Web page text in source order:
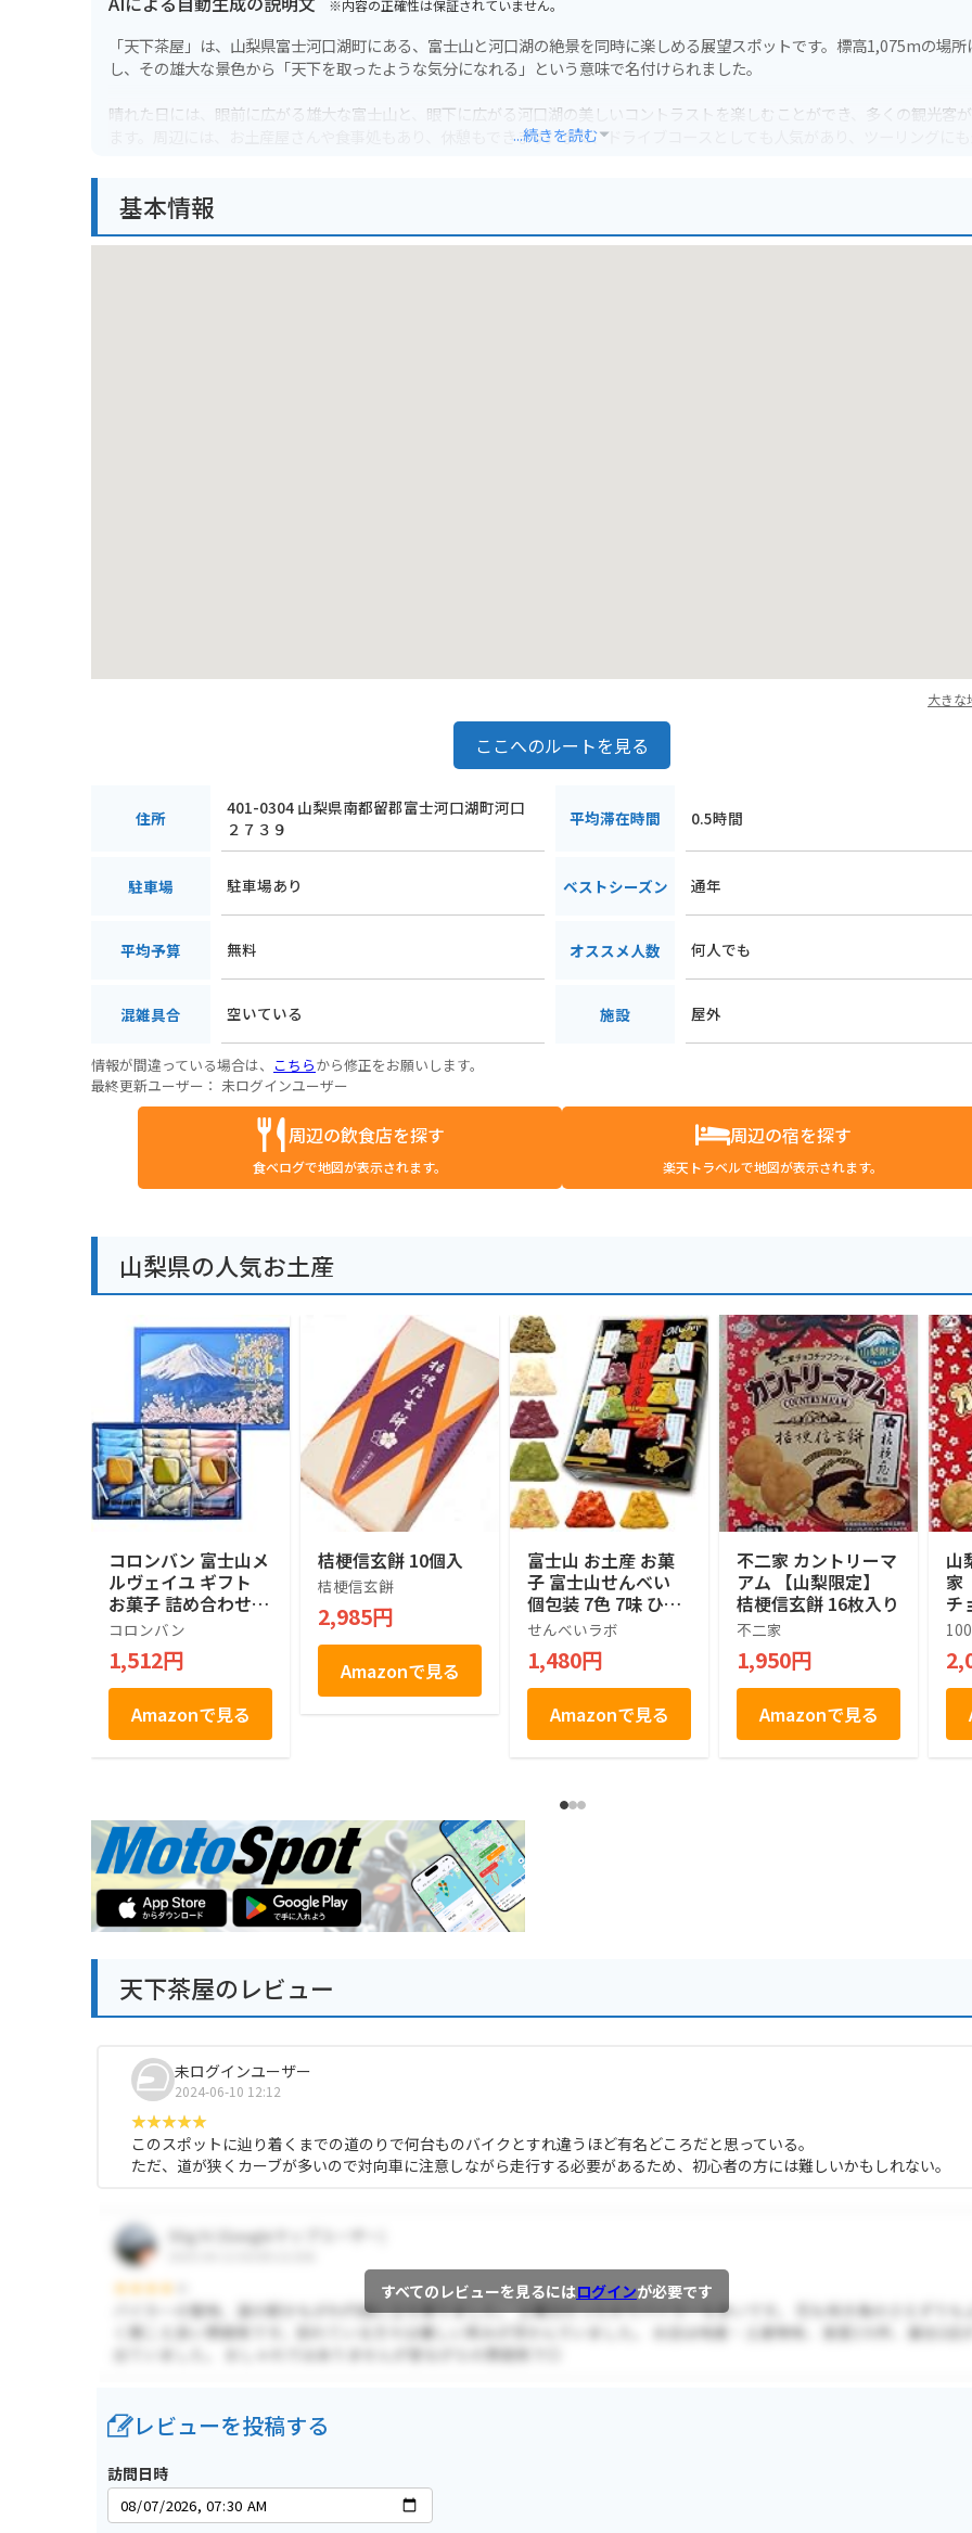
※内容の正確性は保証されていません。
「天下茶屋」は、山梨県富士河口湖町にある、富士山と河口湖の絶景を同時に楽しめる展望スポットです。標高1,075mの場所
し、その雄大な景色から「天下を取ったような気分になれる」という意味で名付けられました。
晴れた日には、眼前に広がる雄大な富士山と、眼下に広がる河口湖の美しいコントラストを楽しむことができ、多くの観光客
ます。周辺には、お土産屋さんや食事処もあり、休憩もできます。また、ドライブコースとしても人気があり、ツーリングにも
周辺には、オルゴールの森美術館や河口湖遊覧船など、他の観光スポットも多いので、合わせて訪れるのがおすすめです。
...続きを読む
基本情報
大きな
ここへのルートを見る
住所
401-0304 山梨県南都留郡富士河口湖町河口
２７３９
平均滞在時間 0.5時間
駐車場 駐車場あり ベストシーズン 通年
平均予算 無料 オススメ人数 何人でも
混雑具合 空いている 施設 屋外
情報が間違っている場合は、 こちらから修正をお願いします。
最終更新ユーザー： 未ログインユーザー
周辺の飲食店を探す
食べログで地図が表示されます。
周辺の宿を探す
楽天トラベルで地図が表示されます。
山梨県の人気お土産
コロンバン 富士山メ
ルヴェイユ ギフト
お菓子 詰め合わせ
個包装 土産 お菓子
贈答 銘店 ラングド
シャ 21枚入り
コロンバン
1,512円
Amazonで見る
桔梗信玄餅 10個入
桔梗信玄餅
2,985円
Amazonで見る
富士山 お土産 お菓
子 富士山せんべい
個包装 7色 7味 ひと
くち せんべい 1箱 30
枚入り せんべいラボ
せんべいラボ
1,480円
Amazonで見る
不二家 カントリーマ
アム 【山梨限定】
桔梗信玄餅 16枚入り
不二家
1,950円
Amazonで見る
山
家
チ
ー
ン
信
天下茶屋のレビュー
未ログインユーザー
2024-06-10 12:12
このスポットに辿り着くまでの道のりで何台ものバイクとすれ違うほど有名どころだと思っている。
ただ、道が狭くカーブが多いので対向車に注意しながら走行する必要があるため、初心者の方には難しいかもしれない。
すべてのレビューを見るにはログインが必要です
レビューを投稿する
訪問日時